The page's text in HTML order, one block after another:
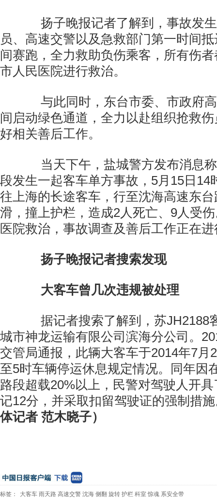
扬子晚报记者了解到，事故发生
员、高速交警以及急救部门第一时间
间赛跑，全力救助负伤乘客，所有伤
市人民医院进行救治。
与此同时，东台市委、市政府高
间启动绿色通道，全力以赴组织抢救
好相关善后工作。
当天下午，盐城警方发布消息称
段发生一起客车单方事故，5月15日14
往上海的长途客车，行至沈海高速东
滑，撞上护栏，造成2人死亡、9人受
医院救治，事故调查及善后工作正在
扬子晚报记者搜索发现
大客车曾几次违规被处理
据记者搜索了解到，苏JH2188
城市神龙运输有限公司滨海分公司。
交管局通报，此辆大客车于2014年7月
至5时车辆停运休息规定情况。同年因
路段超载20%以上，民警对驾驶人开
记12分，并采取扣留驾驶证的强制措
体记者 范木晓子）
标签： 大客车 雨天路 高速交警 沈海 侧翻 旋转 护栏 科室 惊魂 系安全带